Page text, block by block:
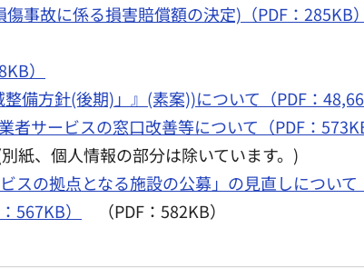
事故に係る損害賠償額の決定)（PDF：285KB）
）
備方針(後期)」』(素案))について（PDF：
サービスの窓口改善等について（PDF：
紙、個人情報の部分は除いています。)
の拠点となる施設の公募」の見直しについて
567KB） （PDF：582KB）